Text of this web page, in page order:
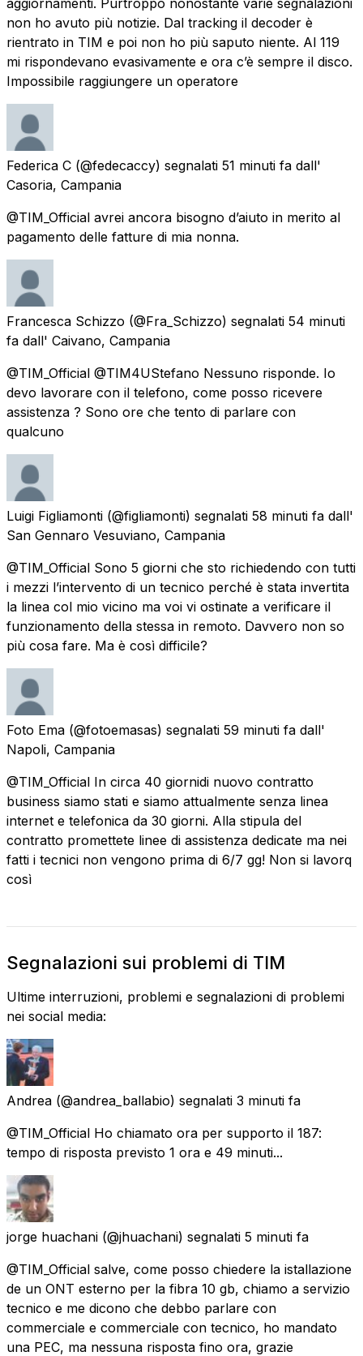
non ho avuto più notizie. Dal tracking il decoder è
rientrato in TIM e poi non ho più saputo niente. Al 119
mi rispondevano evasivamente e ora c’è sempre il disco.
Impossibile raggiungere un operatore
Federica C (@fedecaccy) segnalati 51 minuti fa dall'
Casoria, Campania
@TIM_Official avrei ancora bisogno d’aiuto in merito al
pagamento delle fatture di mia nonna.
Francesca Schizzo (@Fra_Schizzo) segnalati 54 minuti
fa dall' Caivano, Campania
@TIM_Official @TIM4UStefano Nessuno risponde. Io
devo lavorare con il telefono, come posso ricevere
assistenza ? Sono ore che tento di parlare con
qualcuno
Luigi Figliamonti (@figliamonti) segnalati 58 minuti fa dall'
San Gennaro Vesuviano, Campania
@TIM_Official Sono 5 giorni che sto richiedendo con tutti
i mezzi l’intervento di un tecnico perché è stata invertita
la linea col mio vicino ma voi vi ostinate a verificare il
funzionamento della stessa in remoto. Davvero non so
più cosa fare. Ma è così difficile?
Foto Ema (@fotoemasas) segnalati 59 minuti fa dall'
Napoli, Campania
@TIM_Official In circa 40 giornidi nuovo contratto
business siamo stati e siamo attualmente senza linea
internet e telefonica da 30 giorni. Alla stipula del
contratto promettete linee di assistenza dedicate ma nei
fatti i tecnici non vengono prima di 6/7 gg! Non si lavorq
così
Segnalazioni sui problemi di TIM
Ultime interruzioni, problemi e segnalazioni di problemi
nei social media:
Andrea (@andrea_ballabio) segnalati 3 minuti fa
@TIM_Official Ho chiamato ora per supporto il 187:
tempo di risposta previsto 1 ora e 49 minuti...
jorge huachani (@jhuachani) segnalati 5 minuti fa
@TIM_Official salve, come posso chiedere la istallazione
de un ONT esterno per la fibra 10 gb, chiamo a servizio
tecnico e me dicono che debbo parlare con
commerciale e commerciale con tecnico, ho mandato
una PEC, ma nessuna risposta fino ora, grazie